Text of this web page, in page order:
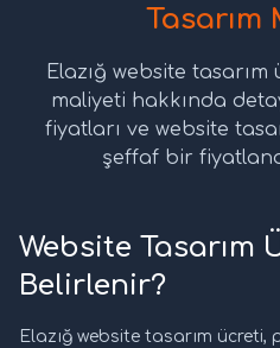
Tasarım
Elazığ website
maliyeti hakkında
fiyatları ve website
şeffaf bir
Website Tasarım
Belirlenir?
Elazığ website tasarım ücreti,